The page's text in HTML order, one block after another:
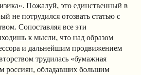
Пожалуй, это единственный в
не потрудился отозвать статью с
Сопоставляя все эти
к мысли, что над образом
и дальнейшим продвижением
трудилась «бумажная
россиян, обладавших большим